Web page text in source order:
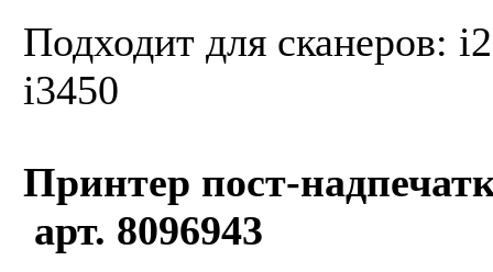
Подходит для сканеров:
i3450
Принтер пост-
арт. 8096943